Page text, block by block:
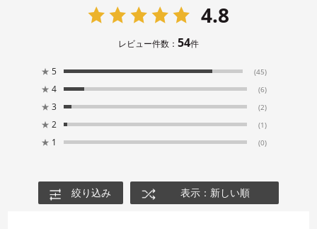
4.8
レビュー件数： 54件
★ 5 (45)
★ 4 (6)
★ 3 (2)
★ 2 (1)
★ 1 (0)
絞り込み 表示：新しい順